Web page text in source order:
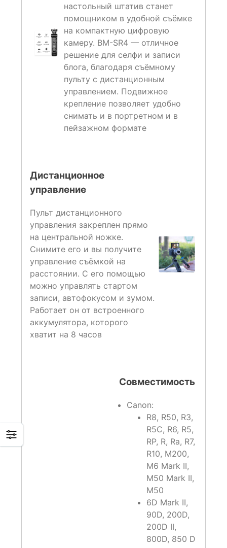
настольный штатив станет
помощником в удобной съёмке
на компактную цифровую
камеру. BM-SR4 — отличное
решение для селфи и записи
блога, благодаря съёмному
пульту с дистанционным
управлением. Подвижное
крепление позволяет удобно
снимать и в портретном и в
пейзажном формате
Дистанционное
управление
Пульт дистанционного
управления закреплен прямо
на центральной ножке.
Снимите его и вы получите
управление съёмкой на
расстоянии. С его помощью
можно управлять стартом
записи, автофокусом и зумом.
Работает он от встроенного
аккумулятора, которого
хватит на 8 часов
Совместимость
Canon:
R8, R50, R3,
R5C, R6, R5,
RP, R, Ra, R7,
R10, M200,
M6 Mark II,
M50 Mark II,
M50
6D Mark II,
90D, 200D,
200D II,
800D, 850 D